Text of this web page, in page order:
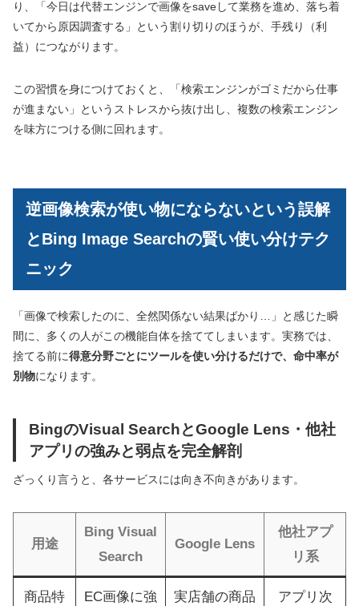
り、「今日は代替エンジンで画像をsaveして業務を進め、落ち着
いてから原因調査する」という割り切りのほうが、手残り（利
益）につながります。
この習慣を身につけておくと、「検索エンジンがゴミだから仕事
が進まない」というストレスから抜け出し、複数の検索エンジン
を味方につける側に回れます。
逆画像検索が使い物にならないという誤解
とBing Image Searchの賢い使い分けテク
ニック
「画像で検索したのに、全然関係ない結果ばかり…」と感じた瞬
間に、多くの人がこの機能自体を捨ててしまいます。実務では、
捨てる前に得意分野ごとにツールを使い分けるだけで、命中率が
別物になります。
BingのVisual SearchとGoogle Lens・他社
アプリの強みと弱点を完全解剖
ざっくり言うと、各サービスには向き不向きがあります。
用途
Bing Visual
Search
Google Lens
他社アプ
リ系
商品特
EC画像に強
実店舗の商品
アプリ次